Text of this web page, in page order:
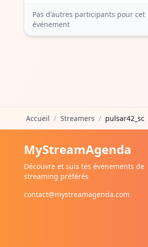
Pas d'autres participants pour cet
événement
Accueil / Streamers / pulsar42_sc
MyStreamAgenda
Découvre et suis tes événements de
streaming préférés
contact@mystreamagenda.com